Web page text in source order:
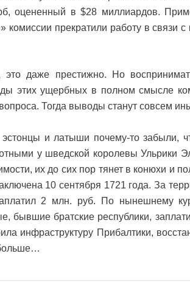
оцененный в $28 миллиардов.
прекратили работу в связи с
это даже престижно. Но
этих ущербных в полном смысле
Тогда выводы станут совсем
и латыши почему-то забыли,
у шведской королевы Ульрики
их до сих пор тянет в конюхи и
10 сентября 1721 года. За
2 млн. руб. По нынешнему
бывшие братские республики,
инфраструктуру Прибалтики,